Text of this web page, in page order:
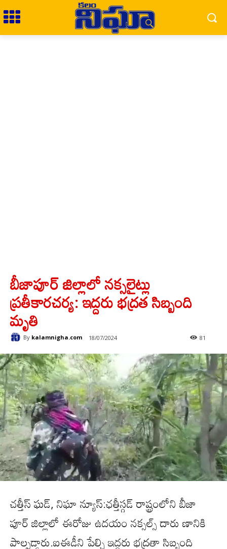
బీజాపూర్ జిల్లాలో నక్సలైట్లు
ప్రతీకారచర్య: ఇద్దరు భద్రత సిబ్బంది
మృతి
By kalamnigha.com 18/07/2024 81
చత్తీస్ ఘడ్, నిఘా న్యూస్:ఛత్తీస్గడ్ రాష్ట్రంలోని బీజా
పూర్ జిల్లాలో ఈరోజు ఉదయం నక్సల్స్ దారు ణానికి
పాల్పడ్డారు.ఐఈడీని పేల్చి ఇద్దరు భద్రతా సిబ్బంది